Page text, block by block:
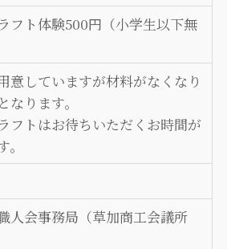
フト体験500円（小学生以下無
意していますが材料がなくなり
なります。
フトはお待ちいただくお時間が
人会事務局（草加商工会議所